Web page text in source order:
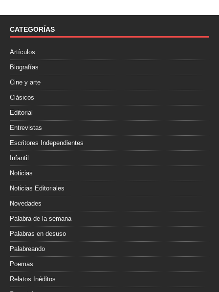
o
k
r
t
i
CATEGORÍAS
Artículos
Biografías
Cine y arte
Clásicos
Editorial
Entrevistas
Escritores Independientes
Infantil
Noticias
Noticias Editoriales
Novedades
Palabra de la semana
Palabras en desuso
Palabreando
Poemas
Relatos Inéditos